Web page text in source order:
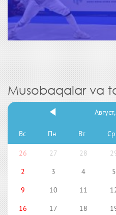
Musobaqalar va
Вс Пн Вт Ср
26 27 28
2
3 4 5
9
10 11
16
17 18